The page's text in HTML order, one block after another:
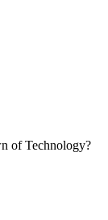
of Technology?